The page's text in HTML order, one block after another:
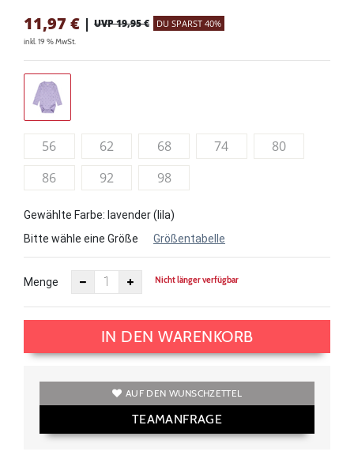
11,97 € | UVP 19,95 € DU SPARST 40%
inkl. 19 % MwSt.
56 62 68 74
80
86
92 98
Gewählte Farbe: lavender (lila)
Bitte wähle eine Größe
Größentabelle
Menge Nicht länger verfügbar
IN DEN WARENKORB
AUF DEN WUNSCHZETTEL
TEAMANFRAGE